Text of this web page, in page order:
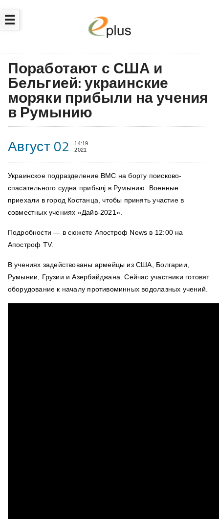
☰
Поработают с США и
Бельгией: украинские
моряки прибыли на учения
в Румынию
Август 02
14:19
2021
Украинское подразделение ВМС на борту поисково-
спасательного судна прибылj в Румынию. Военные
приехали в город Костанца, чтобы принять участие в
совместных учениях «Дайв-2021».
Подробности — в сюжете Апостроф News в 12:00 на
Апостроф TV.
В учениях задействованы армейцы из США, Болгарии,
Румынии, Грузии и Азербайджана. Сейчас участники готовят
оборудование к началу противоминных водолазных учений.